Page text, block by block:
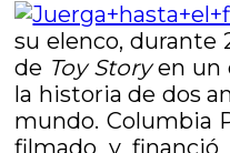
su elenco, durante
de Toy Storyen un
la historia de dos
mundo. Columbia
filmado y financió